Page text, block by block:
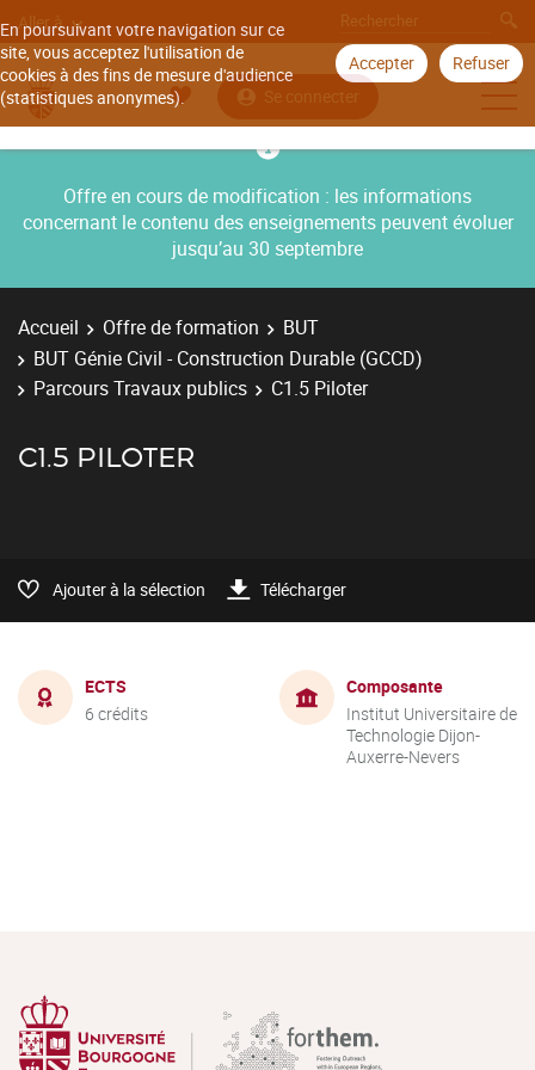
En poursuivant votre navigation sur ce
site, vous acceptez l'utilisation de
cookies à des fins de mesure d'audience
(statistiques anonymes).
Accepter Refuser
Aller à
Se connecter
Offre en cours de modification : les informations
concernant le contenu des enseignements peuvent évoluer
jusqu’au 30 septembre
Accueil Offre de formation
BUT
BUT Génie Civil - Construction Durable (GCCD)
Parcours Travaux publics
C1.5 Piloter
C1.5 PILOTER
Ajouter à la sélection Télécharger
ECTS
6 crédits
Composante
Institut Universitaire de
Technologie Dijon-
Auxerre-Nevers